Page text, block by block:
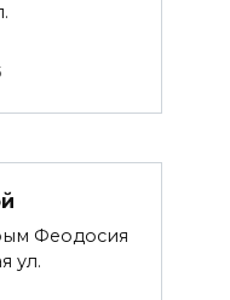
Феодосия
ул.